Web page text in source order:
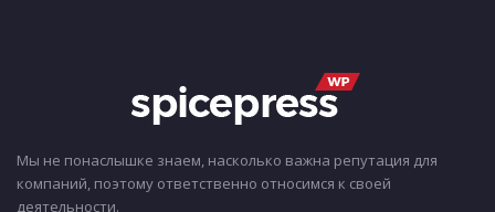
Мы не понаслышке знаем, насколько важна репутация для
компаний, поэтому ответственно относимся к своей
деятельности.